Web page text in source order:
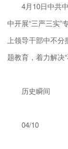
4月10日中共中
中开展“三严三实”
上领导干部中不
题教育，着力解决“
历史瞬间
04/10